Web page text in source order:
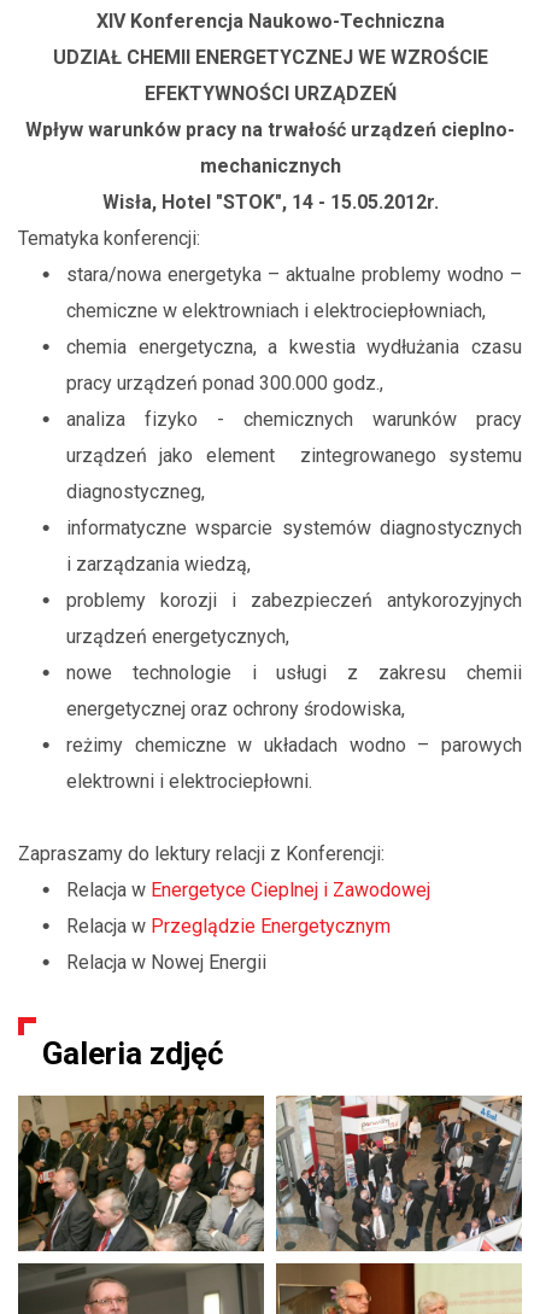
XIV Konferencja Naukowo-Techniczna
UDZIAŁ CHEMII ENERGETYCZNEJ WE WZROŚCIE
EFEKTYWNOŚCI URZĄDZEŃ
Wpływ warunków pracy na trwałość urządzeń cieplno-
mechanicznych
Wisła, Hotel "STOK", 14 - 15.05.2012r.
Tematyka konferencji:
stara/nowa energetyka – aktualne problemy wodno –
chemiczne w elektrowniach i elektrociepłowniach,
chemia energetyczna, a kwestia wydłużania czasu
pracy urządzeń ponad 300.000 godz.,
analiza fizyko - chemicznych warunków pracy
urządzeń jako element zintegrowanego systemu
diagnostyczneg,
informatyczne wsparcie systemów diagnostycznych
i zarządzania wiedzą,
problemy korozji i zabezpieczeń antykorozyjnych
urządzeń energetycznych,
nowe technologie i usługi z zakresu chemii
energetycznej oraz ochrony środowiska,
reżimy chemiczne w układach wodno – parowych
elektrowni i elektrociepłowni.
Zapraszamy do lektury relacji z Konferencji:
Relacja w Energetyce Cieplnej i Zawodowej
Relacja w Przeglądzie Energetycznym
Relacja w Nowej Energii
Galeria zdjęć